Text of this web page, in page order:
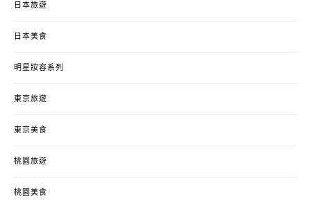
日本旅遊
日本美食
明星妝容系列
東京旅遊
東京美食
桃園旅遊
桃園美食